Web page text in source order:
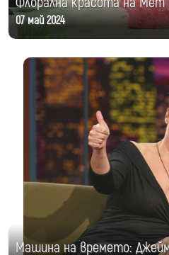
07 май 2024
Машина на времето: